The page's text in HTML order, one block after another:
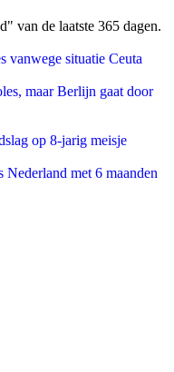
van de laatste 365 dagen.
vanwege situatie Ceuta
maar Berlijn gaat door
op 8-jarig meisje
met 6 maanden